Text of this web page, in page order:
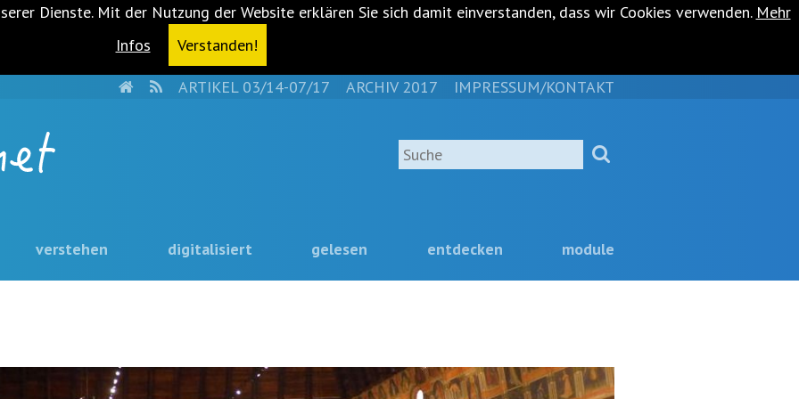
Dienste. Mit der Nutzung der Website erklären Sie sich damit einverstanden, dass wir Cookies verwenden. Mehr
Infos
Verstanden!
HOMERSSARTIKEL 03/14-07/17 ARCHIV 2017 IMPRESSUM/KONTAKT
Suche
verstehen digitalisiert gelesen entdecken module